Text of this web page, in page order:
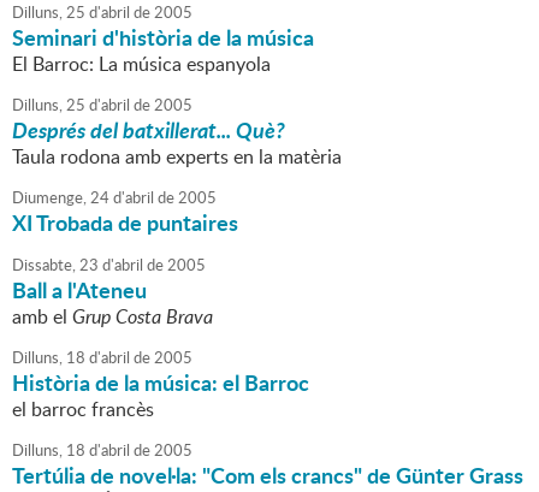
Dilluns,25 d'abril de2005
Seminari d'història de la música
El Barroc: La música espanyola
Dilluns,25 d'abril de2005
Després del batxillerat... Què?
Taula rodona amb experts en la matèria
Diumenge,24d'abril de2005
XI Trobada de puntaires
Dissabte,23 d'abril de2005
Ball a l'Ateneu
amb el Grup Costa Brava
Dilluns, 18 d'abril de2005
Història de la música: el Barroc
el barroc francès
Dilluns, 18 d'abril de2005
Tertúlia de novel·la: "Com els crancs" de Günter Grass